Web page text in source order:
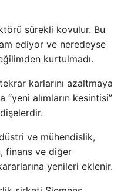
sürekli kovulur. Bu
ediyor ve neredeyse
kurtulmadı.
karlarını azaltmaya
“yeni alımların kesintisi”
ve mühendislik,
finans ve diğer
yenileri eklenir.